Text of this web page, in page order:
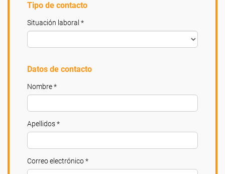
Tipo de contacto
Situación laboral *
Datos de contacto
Nombre *
Apellidos *
Correo electrónico *